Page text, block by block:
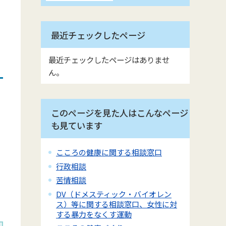
最近チェックしたページ
最近チェックしたページはありませ
ん。
このページを見た人はこんなページ
も見ています
こころの健康に関する相談窓口
行政相談
苦情相談
DV（ドメスティック・バイオレン
ス）等に関する相談窓口、女性に対
する暴力をなくす運動